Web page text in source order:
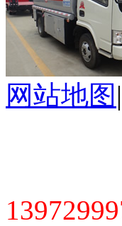
网站地图 |